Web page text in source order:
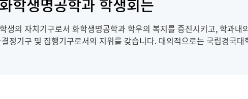
생의 자치기구로서 화학생명공학과 학우의 복지를 증진시키고, 학과
정기구 및 집행기구로서의 지위를 갖습니다. 대외적으로는 국립경국